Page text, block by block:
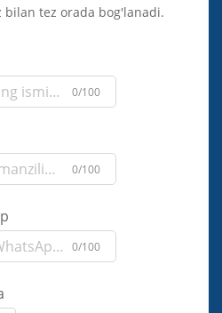
bilan tez orada bog'lanadi.
0/100
0/100
0/100